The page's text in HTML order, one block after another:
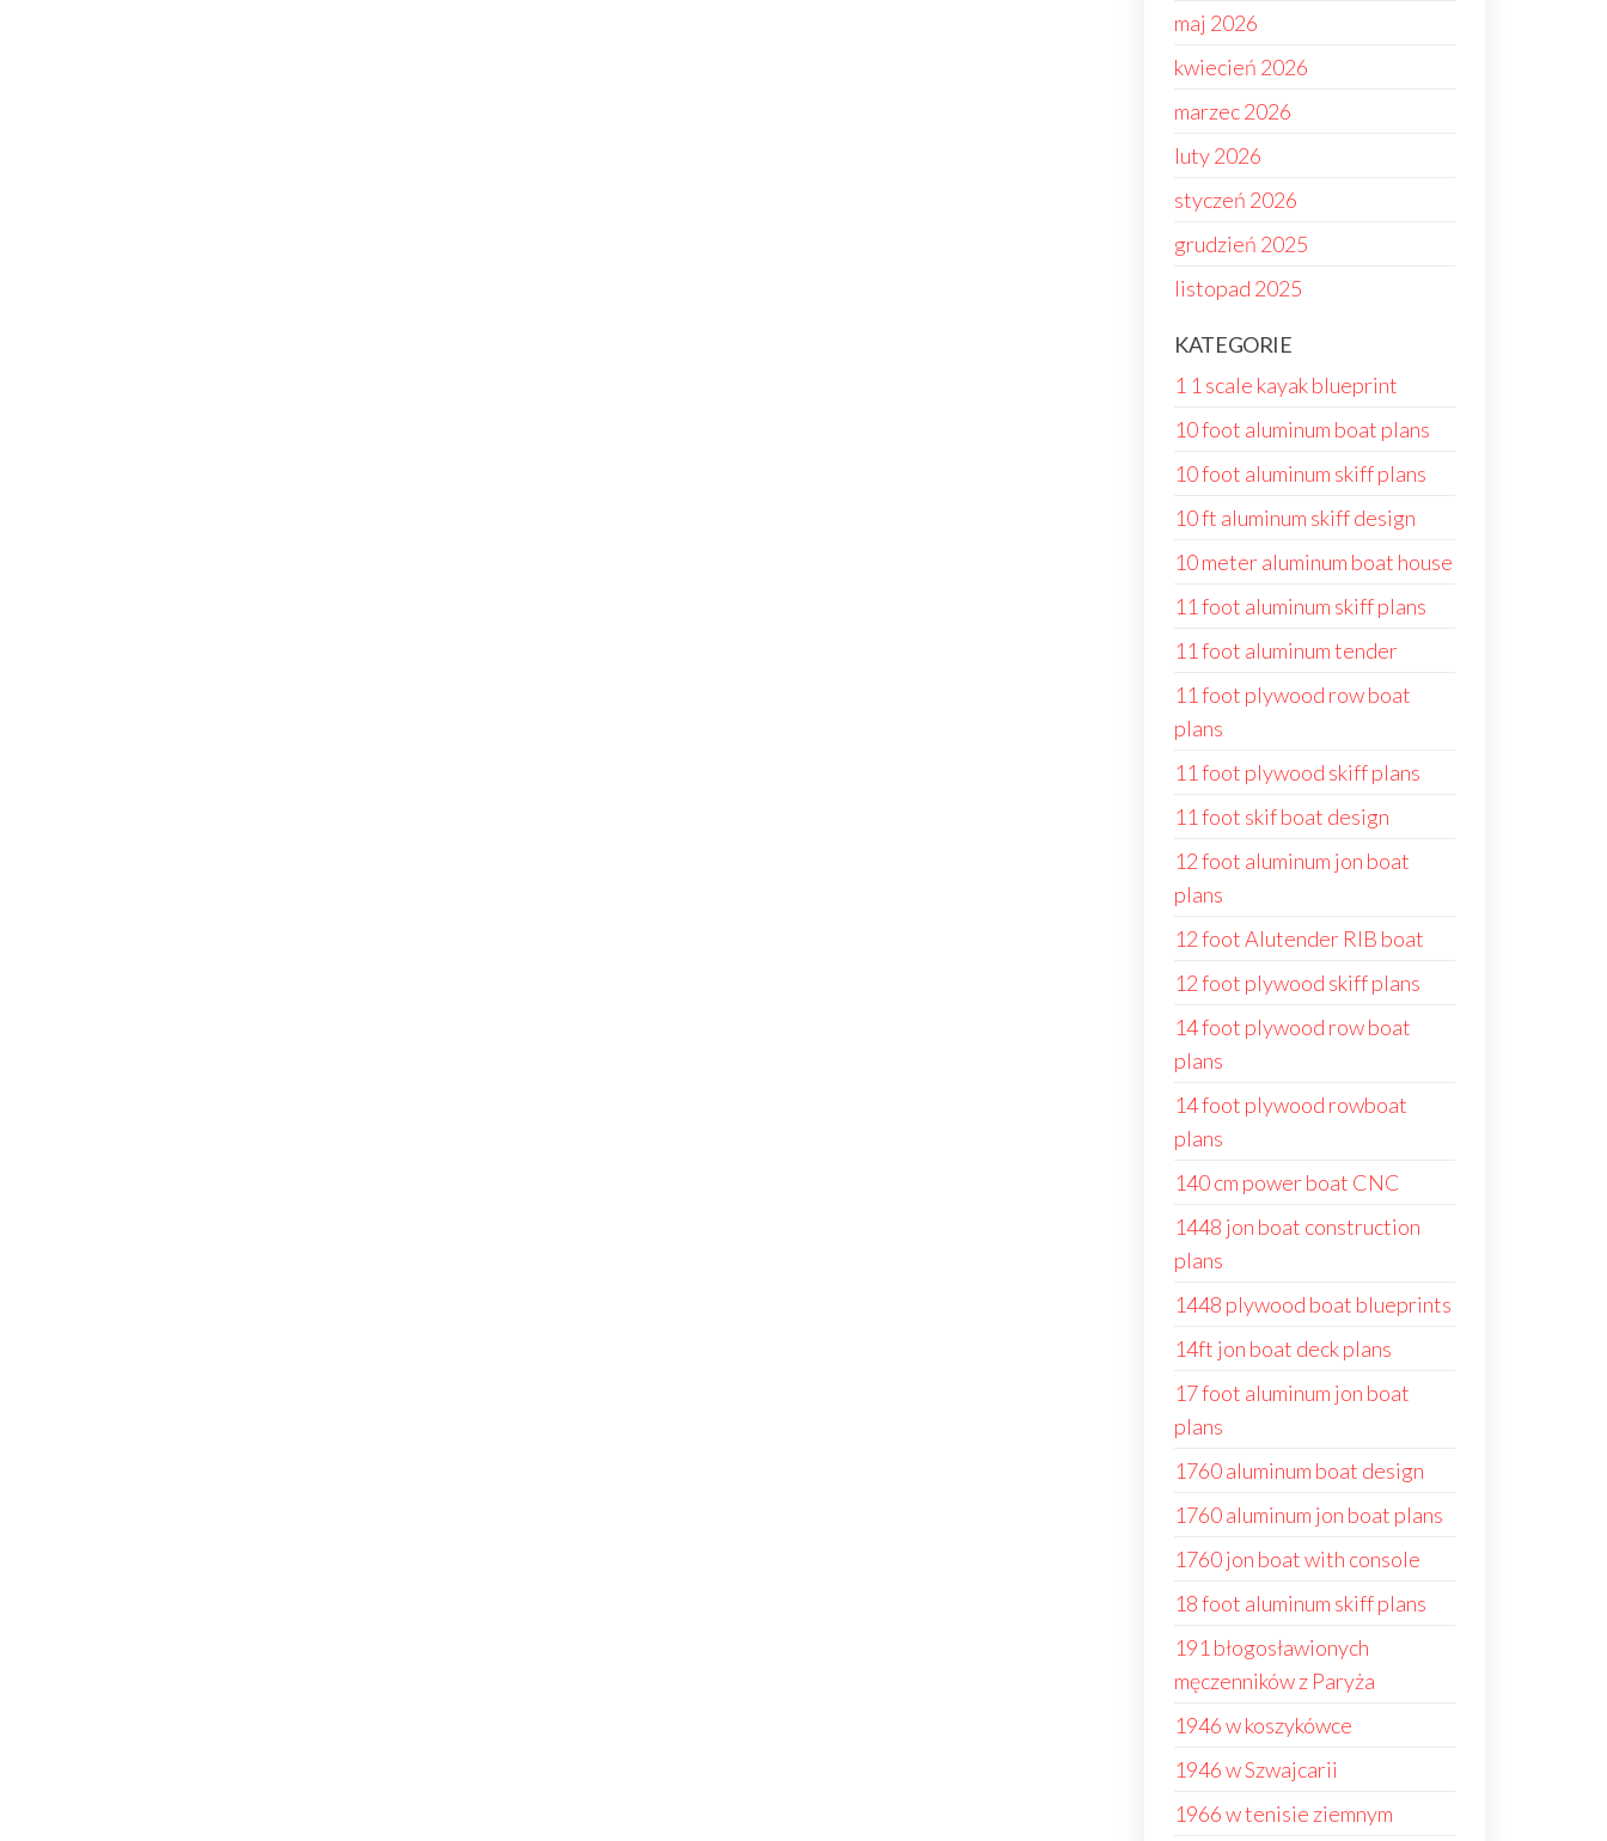
maj 2026
kwiecień 2026
marzec 2026
luty 2026
styczeń 2026
grudzień 2025
listopad 2025
KATEGORIE
1 1 scale kayak blueprint
10 foot aluminum boat plans
10 foot aluminum skiff plans
10 ft aluminum skiff design
10 meter aluminum boat house
11 foot aluminum skiff plans
11 foot aluminum tender
11 foot plywood row boat
plans
11 foot plywood skiff plans
11 foot skif boat design
12 foot aluminum jon boat
plans
12 foot Alutender RIB boat
12 foot plywood skiff plans
14 foot plywood row boat
plans
14 foot plywood rowboat
plans
140 cm power boat CNC
1448 jon boat construction
plans
1448 plywood boat blueprints
14ft jon boat deck plans
17 foot aluminum jon boat
plans
1760 aluminum boat design
1760 aluminum jon boat plans
1760 jon boat with console
18 foot aluminum skiff plans
191 błogosławionych
męczenników z Paryża
1946 w koszykówce
1946 w Szwajcarii
1966 w tenisie ziemnym